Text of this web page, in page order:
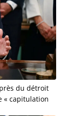
du détroit
« capitulation